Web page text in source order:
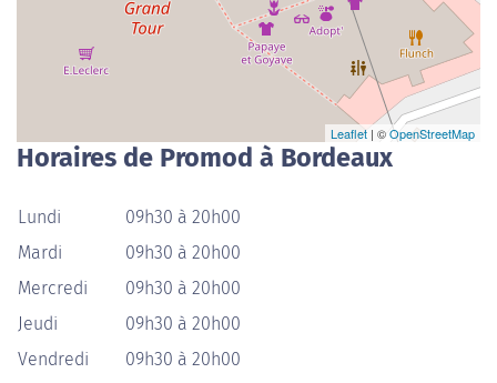
Leaflet | ©OpenStreetMap
Horaires de Promod à Bordeaux
Lundi
09h30 à 20h00
Mardi
09h30 à 20h00
Mercredi
09h30 à 20h00
Jeudi
09h30 à 20h00
Vendredi
09h30 à 20h00